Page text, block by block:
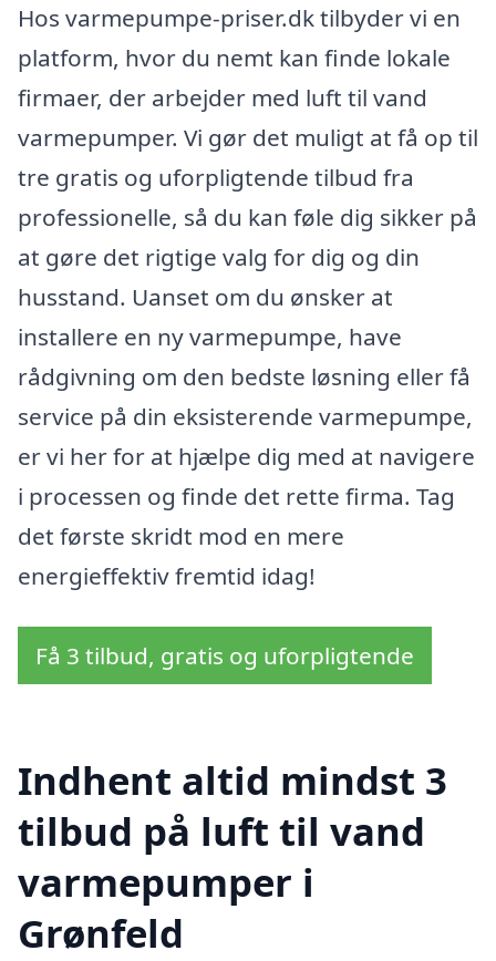
Hos varmepumpe-priser.dk tilbyder vi en
platform, hvor du nemt kan finde lokale
firmaer, der arbejder med luft til vand
varmepumper. Vi gør det muligt at få op til
tre gratis og uforpligtende tilbud fra
professionelle, så du kan føle dig sikker på
at gøre det rigtige valg for dig og din
husstand. Uanset om du ønsker at
installere en ny varmepumpe, have
rådgivning om den bedste løsning eller få
service på din eksisterende varmepumpe,
er vi her for at hjælpe dig med at navigere
i processen og finde det rette firma. Tag
det første skridt mod en mere
energieffektiv fremtid idag!
Få 3 tilbud, gratis og uforpligtende
Indhent altid mindst 3
tilbud på luft til vand
varmepumper i
Grønfeld